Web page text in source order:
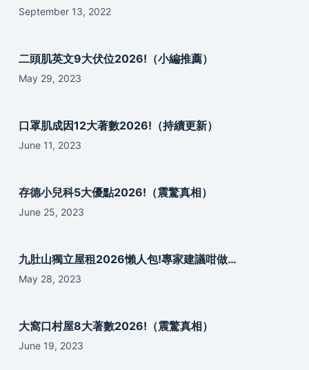
September 13, 2022
二頭肌英文9大伏位2026!（小編推薦）
May 29, 2023
口罩肌成因12大著數2026!（持續更新）
June 11, 2023
存德小兒科5大優點2026!（震驚真相）
June 25, 2023
九肚山獨立屋租2026懶人包!專家建議咁做…
May 28, 2023
大窩口村屋8大著數2026!（震驚真相）
June 19, 2023